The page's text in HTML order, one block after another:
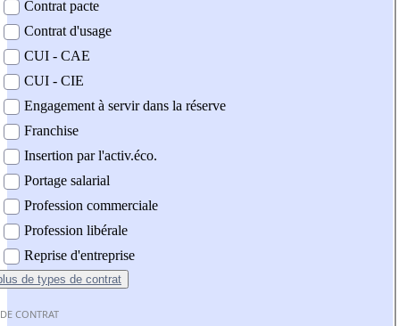
Contrat pacte
Contrat d'usage
CUI - CAE
CUI - CIE
Engagement à servir dans la réserve
Franchise
Insertion par l'activ.éco.
Portage salarial
Profession commerciale
Profession libérale
Reprise d'entreprise
de types de contrat
CONTRAT